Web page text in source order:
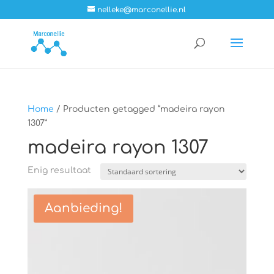
nelleke@marconellie.nl
Home / Producten getagged “madeira rayon
1307”
madeira rayon 1307
Enig resultaat
Aanbieding!